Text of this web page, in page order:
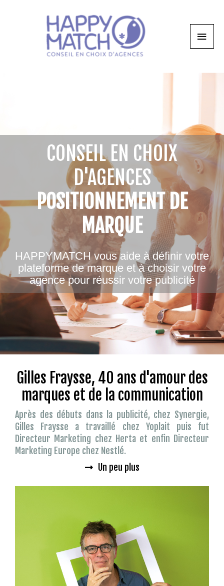
CONSEIL EN CHOIX
D'AGENCES
POSITIONNEMENT DE
MARQUE
HAPPYMATCH vous aide à définir votre
plateforme de marque et à choisir votre
agence pour réussir votre publicité
Gilles Fraysse, 40 ans d'amour des
marques et de la communication
Après des débuts dans la publicité, chez Synergie,
Gilles Fraysse a travaillé chez Yoplait puis fut
Directeur Marketing chez Herta et enfin Directeur
Marketing Europe chez Nestlé.
Un peu plus